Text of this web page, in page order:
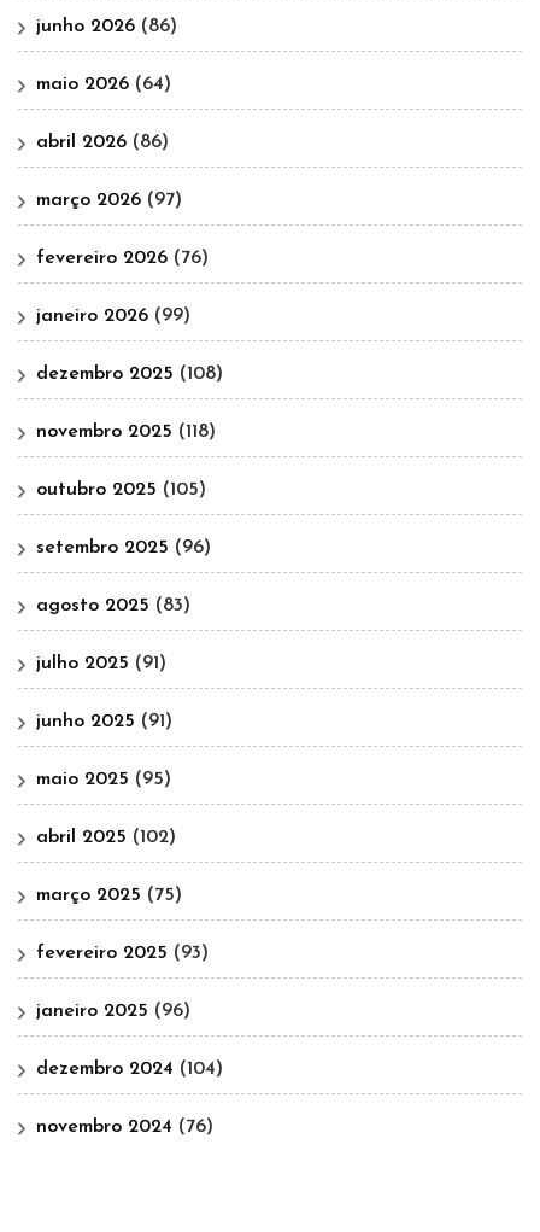
junho 2026 (86)
maio 2026 (64)
abril 2026 (86)
março 2026 (97)
fevereiro 2026 (76)
janeiro 2026 (99)
dezembro 2025 (108)
novembro 2025 (118)
outubro 2025 (105)
setembro 2025 (96)
agosto 2025 (83)
julho 2025 (91)
junho 2025 (91)
maio 2025 (95)
abril 2025 (102)
março 2025 (75)
fevereiro 2025 (93)
janeiro 2025 (96)
dezembro 2024 (104)
novembro 2024 (76)